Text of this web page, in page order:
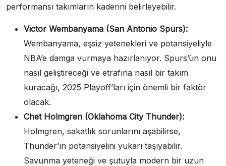
performansı takımların kaderini belirleyebilir.
Victor Wembanyama (San Antonio Spurs):
Wembanyama, eşsiz yetenekleri ve potansiyeliyle
NBA’e damga vurmaya hazırlanıyor. Spurs’ün onu
nasıl geliştireceği ve etrafına nasıl bir takım
kuracağı, 2025 Playoff’ları için önemli bir faktör
olacak.
Chet Holmgren (Oklahoma City Thunder):
Holmgren, sakatlık sorunlarını aşabilirse,
Thunder’ın potansiyelini yukarı taşıyabilir.
Savunma yeteneği ve şutuyla modern bir uzun